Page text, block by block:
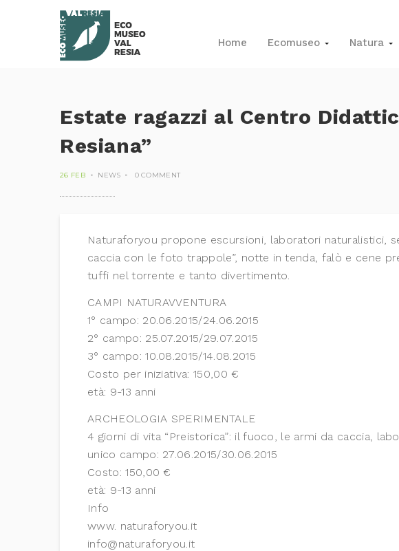
Home Ecomuseo Natura
Estate ragazzi al Centro
Resiana”
26 FEB NEWS 0 COMMENT
Naturaforyou propone escursioni, laboratori naturalistici,
caccia con le foto trappole”, notte in tenda, falò e cene
tuffi nel torrente e tanto divertimento.
CAMPI NATURAVVENTURA
1° campo: 20.06.2015/24.06.2015
2° campo: 25.07.2015/29.07.2015
3° campo: 10.08.2015/14.08.2015
Costo per iniziativa: 150,00 €
età: 9-13 anni
ARCHEOLOGIA SPERIMENTALE
4 giorni di vita “Preistorica”: il fuoco, le armi da caccia,
unico campo: 27.06.2015/30.06.2015
Costo: 150,00 €
età: 9-13 anni
Info
www. naturaforyou.it
info@naturaforyou.it